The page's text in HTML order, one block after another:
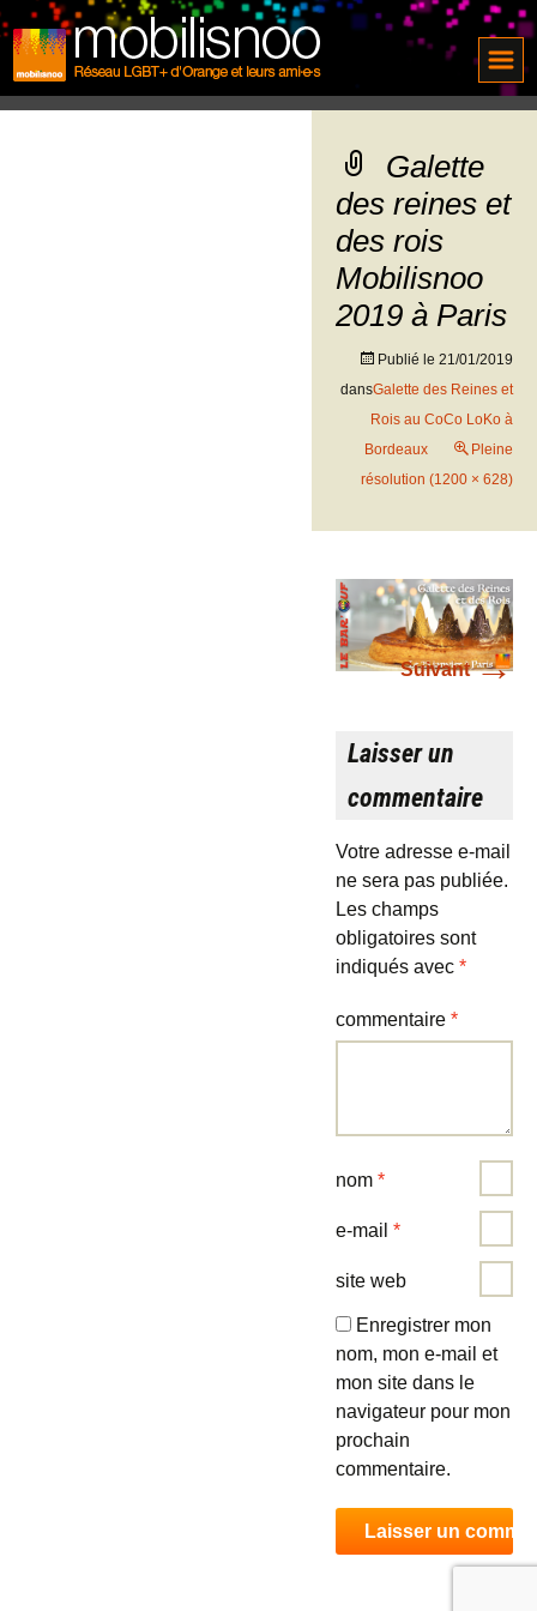
Galette
des reines et
des rois
Mobilisnoo
2019 à Paris
Publié le 21/01/2019
dansGalette des Reines et
Rois au CoCo LoKo à
Bordeaux
Pleine
résolution (1200 × 628)
Suivant→
Laisser un
commentaire
Votre adresse e-mail
ne sera pas publiée.
Les champs
obligatoires sont
indiqués avec *
commentaire *
nom *
e-mail *
site web
Enregistrer mon
nom, mon e-mail et
mon site dans le
navigateur pour mon
prochain
commentaire.